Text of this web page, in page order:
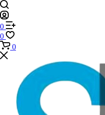
0
0
0